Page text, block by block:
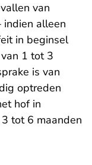
van
indien alleen
in beginsel
1 tot 3
is van
optreden
hof in
tot 6 maanden